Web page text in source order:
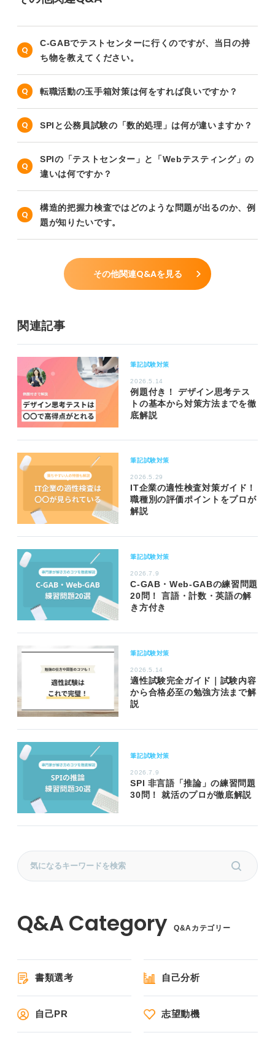
C-GABでテストセンターに行くのですが、当日の持
ち物を教えてください。
転職活動の玉手箱対策は何をすれば良いですか？
SPIと公務員試験の「数的処理」は何が違いますか？
SPIの「テストセンター」と「Webテスティング」の
違いは何ですか？
構造的把握力検査ではどのような問題が出るのか、例
題が知りたいです。
その他関連Q&Aを見る
関連記事
筆記試験対策
2026.5.14
例題付き！ デザイン思考テス
トの基本から対策方法までを徹
底解説
筆記試験対策
2026.5.29
IT企業の適性検査対策ガイド！
職種別の評価ポイントをプロが
解説
筆記試験対策
2026.7.9
C-GAB・Web-GABの練習問題
20問！ 言語・計数・英語の解
き方付き
筆記試験対策
2026.5.14
適性試験完全ガイド｜試験内容
から合格必至の勉強方法まで解
説
筆記試験対策
2026.7.9
SPI 非言語「推論」の練習問題
30問！ 就活のプロが徹底解説
Q&Aカテゴリー
書類選考 自己分析
自己PR 志望動機